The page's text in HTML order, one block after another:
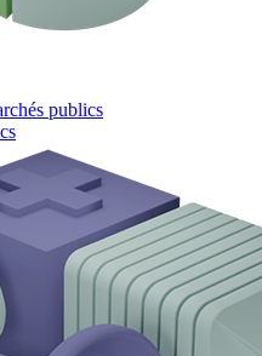
publics